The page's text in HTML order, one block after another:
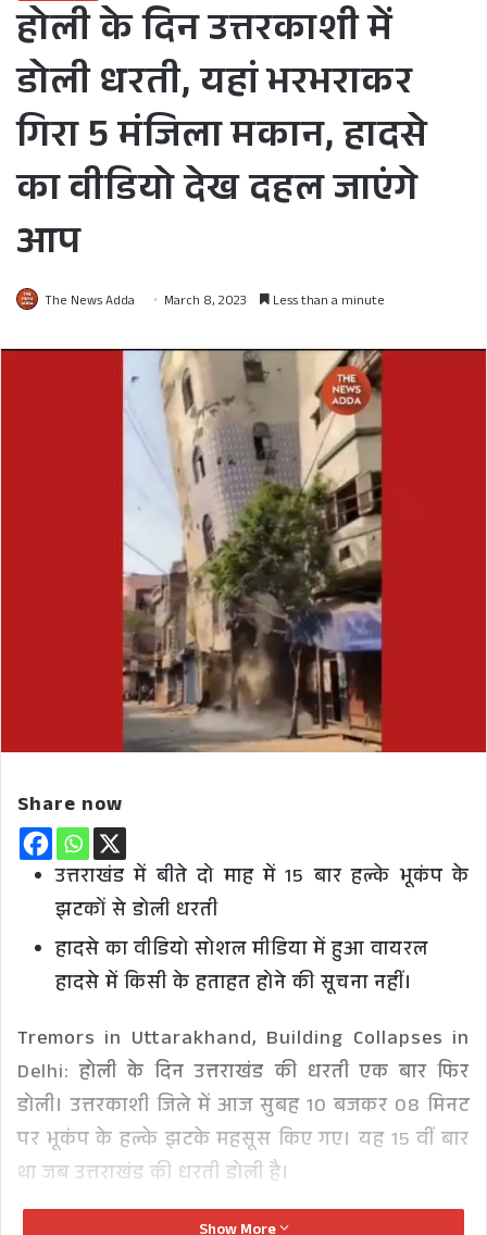
होली के दिन उत्तरकाशी में
डोली धरती, यहां भरभराकर
गिरा 5 मंजिला मकान, हादसे
का वीडियो देख दहल जाएंगे
आप
The News Adda March 8, 2023 Less than a minute
Share now
उत्तराखंड में बीते दो माह में 15 बार हल्के भूकंप के
झटकों से डोली धरती
हादसे का वीडियो सोशल मीडिया में हुआ वायरल
हादसे में किसी के हताहत होने की सूचना नहीं।
Tremors in Uttarakhand, Building Collapses in
Delhi: होली के दिन उत्तराखंड की धरती एक बार फिर
डोली। उत्तरकाशी जिले में आज सुबह 10 बजकर 08 मिनट
पर भूकंप के हल्के झटके महसूस किए गए। यह 15 वीं बार
था जब उत्तराखंड की धरती डोली है।